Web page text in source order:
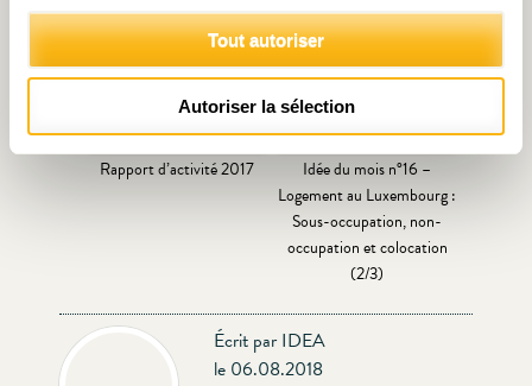
Tout autoriser
Autoriser la sélection
Rapport d’activité 2017
Idée du mois n°16 –
Logement au Luxembourg :
Sous-occupation, non-
occupation et colocation
(2/3)
Écrit par IDEA
le 06.08.2018